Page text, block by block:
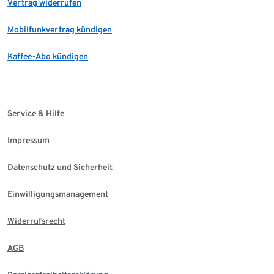
Vertrag widerrufen
Mobilfunkvertrag kündigen
Kaffee-Abo kündigen
Service & Hilfe
Impressum
Datenschutz und Sicherheit
Einwilligungsmanagement
Widerrufsrecht
AGB